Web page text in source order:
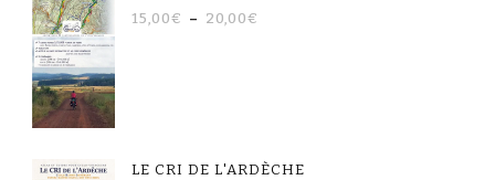
15,00€ – 20,00€
LE CRI DE L'ARDÈCHE